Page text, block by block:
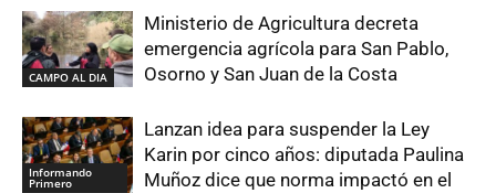
CAMPO AL DIA
Ministerio de Agricultura decreta
emergencia agrícola para San Pablo,
Osorno y San Juan de la Costa
Informando
Primero
Lanzan idea para suspender la Ley
Karin por cinco años: diputada Paulina
Muñoz dice que norma impactó en el